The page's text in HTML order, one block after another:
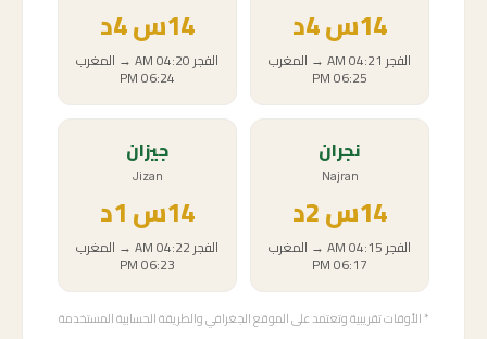
14س
الفجر 04:21 AM
→ المغرب
06:25 PM
14س
الفجر04:20 AM
→ المغرب
06:24 PM
نجران
Najran
14س
الفجر04:15 AM
→ المغرب
06:17 PM
جيزان
Jizan
14س
الفجر04:22 AM
→ المغرب
06:23 PM
* الأوقات تقريبية وتعتمد على الموقع الجغرافي والطريقة الحسابية المستخدمة